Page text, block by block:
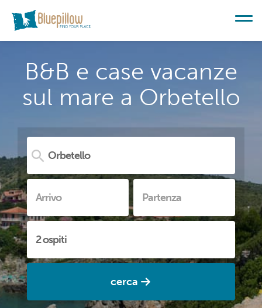
B&B e case vacanze
sul mare a Orbetello
cerca